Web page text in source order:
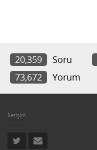
20,359 Soru
73,672
Yorum
İletişim